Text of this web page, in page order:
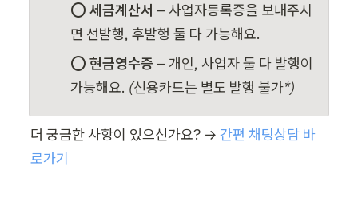
⭕ 세금계산서 – 사업자등록증을 보내주시
면 선발행, 후발행 둘 다 가능해요.
⭕ 현금영수증 – 개인, 사업자 둘 다 발행이
가능해요. (신용카드는 별도 발행 불가*)
더 궁금한 사항이 있으신가요? → 간편 채팅상담 바
로가기